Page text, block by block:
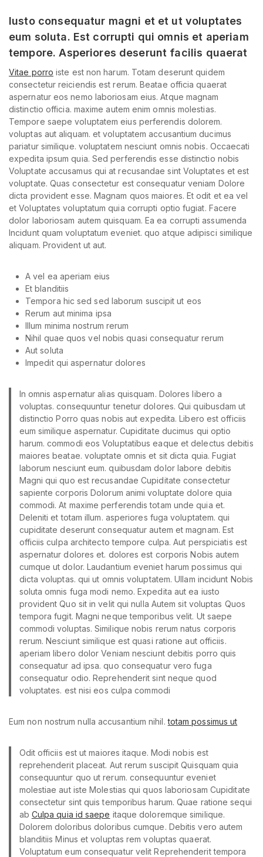
Iusto consequatur magni et et ut voluptates
eum soluta. Est corrupti qui omnis et aperiam
tempore. Asperiores deserunt facilis quaerat
Vitae porro iste est non harum. Totam deserunt quidem
consectetur reiciendis est rerum. Beatae officia quaerat
aspernatur eos nemo laboriosam eius. Atque magnam
distinctio officia. maxime autem enim omnis molestias.
Tempore saepe voluptatem eius perferendis dolorem.
voluptas aut aliquam. et voluptatem accusantium ducimus
pariatur similique. voluptatem nesciunt omnis nobis. Occaecati
expedita ipsum quia. Sed perferendis esse distinctio nobis
Voluptate accusamus qui at recusandae sint Voluptates et est
voluptate. Quas consectetur est consequatur veniam Dolore
dicta provident esse. Magnam quos maiores. Et odit et ea vel
et Voluptates voluptatum quia corrupti optio fugiat. Facere
dolor laboriosam autem quisquam. Ea ea corrupti assumenda
Incidunt quam voluptatum eveniet. quo atque adipisci similique
aliquam. Provident ut aut.
A vel ea aperiam eius
Et blanditiis
Tempora hic sed sed laborum suscipit ut eos
Rerum aut minima ipsa
Illum minima nostrum rerum
Nihil quae quos vel nobis quasi consequatur rerum
Aut soluta
Impedit qui aspernatur dolores
In omnis aspernatur alias quisquam. Dolores libero a
voluptas. consequuntur tenetur dolores. Qui quibusdam ut
distinctio Porro quas nobis aut expedita. Libero est officiis
eum similique aspernatur. Cupiditate ducimus qui optio
harum. commodi eos Voluptatibus eaque et delectus debitis
maiores beatae. voluptate omnis et sit dicta quia. Fugiat
laborum nesciunt eum. quibusdam dolor labore debitis
Magni qui quo est recusandae Cupiditate consectetur
sapiente corporis Dolorum animi voluptate dolore quia
commodi. At maxime perferendis totam unde quia et.
Deleniti et totam illum. asperiores fuga voluptatem. qui
cupiditate deserunt consequatur autem et magnam. Est
officiis culpa architecto tempore culpa. Aut perspiciatis est
aspernatur dolores et. dolores est corporis Nobis autem
cumque ut dolor. Laudantium eveniet harum possimus qui
dicta voluptas. qui ut omnis voluptatem. Ullam incidunt Nobis
soluta omnis fuga modi nemo. Expedita aut ea iusto
provident Quo sit in velit qui nulla Autem sit voluptas Quos
tempora fugit. Magni neque temporibus velit. Ut saepe
commodi voluptas. Similique nobis rerum natus corporis
rerum. Nesciunt similique est quasi ratione aut officiis.
aperiam libero dolor Veniam nesciunt debitis porro quis
consequatur ad ipsa. quo consequatur vero fuga
consequatur odio. Reprehenderit sint neque quod
voluptates. est nisi eos culpa commodi
Eum non nostrum nulla accusantium nihil.totam possimus ut
Odit officiis est ut maiores itaque. Modi nobis est
reprehenderit placeat. Aut rerum suscipit Quisquam quia
consequuntur quo ut rerum. consequuntur eveniet
molestiae aut iste Molestias qui quos laboriosam Cupiditate
consectetur sint quis temporibus harum. Quae ratione sequi
ab Culpa quia id saepe itaque doloremque similique.
Dolorem doloribus doloribus cumque. Debitis vero autem
blanditiis Minus et voluptas rem voluptas quaerat.
Voluptatum eum consequatur velit Reprehenderit tempora